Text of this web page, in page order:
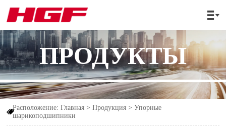

ПРОДУКТЫ

Расположение:Главная >Продукция >Упорные
шарикоподшипники